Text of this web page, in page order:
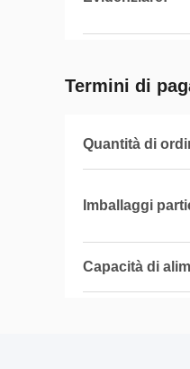
Termini di
Quantità di
Imballaggi
Capacità di